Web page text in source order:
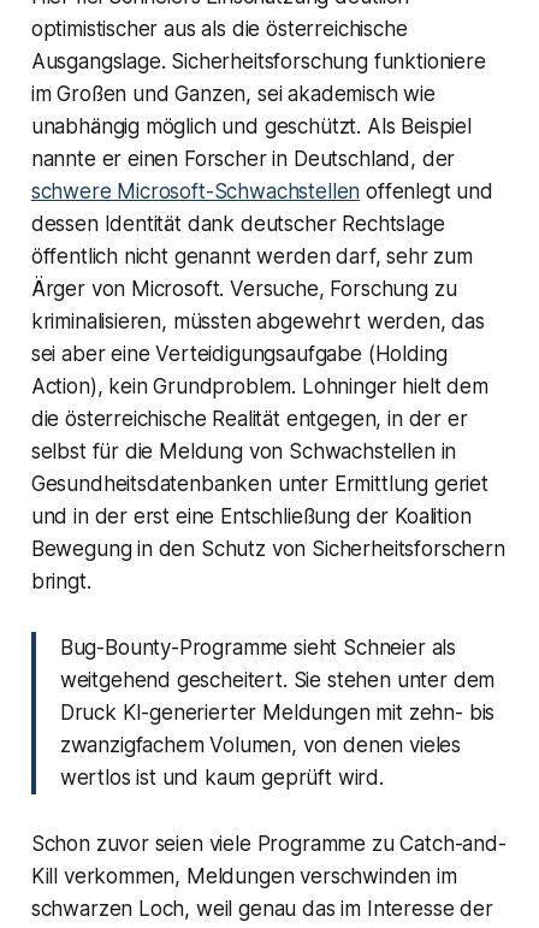
optimistischer aus als die österreichische
Ausgangslage. Sicherheitsforschung funktioniere
im Großen und Ganzen, sei akademisch wie
unabhängig möglich und geschützt. Als Beispiel
nannte er einen Forscher in Deutschland, der
schwere Microsoft-Schwachstellen offenlegt und
dessen Identität dank deutscher Rechtslage
öffentlich nicht genannt werden darf, sehr zum
Ärger von Microsoft. Versuche, Forschung zu
kriminalisieren, müssten abgewehrt werden, das
sei aber eine Verteidigungsaufgabe (Holding
Action), kein Grundproblem. Lohninger hielt dem
die österreichische Realität entgegen, in der er
selbst für die Meldung von Schwachstellen in
Gesundheitsdatenbanken unter Ermittlung geriet
und in der erst eine Entschließung der Koalition
Bewegung in den Schutz von Sicherheitsforschern
bringt.
Bug-Bounty-Programme sieht Schneier als
weitgehend gescheitert. Sie stehen unter dem
Druck KI-generierter Meldungen mit zehn- bis
zwanzigfachem Volumen, von denen vieles
wertlos ist und kaum geprüft wird.
Schon zuvor seien viele Programme zu Catch-and-
Kill verkommen, Meldungen verschwinden im
schwarzen Loch, weil genau das im Interesse der